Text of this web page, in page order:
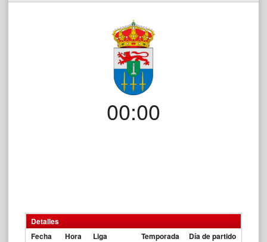
00:00
Detalles
Fecha
Hora Liga Temporada Día de partido